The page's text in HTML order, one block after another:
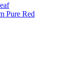
Pure Red